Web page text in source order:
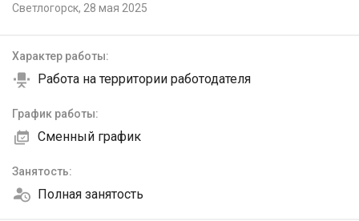
Светлогорск, 28 мая 2025
Характер работы:
Работа на территории работодателя
График работы:
Сменный график
Занятость:
Полная занятость